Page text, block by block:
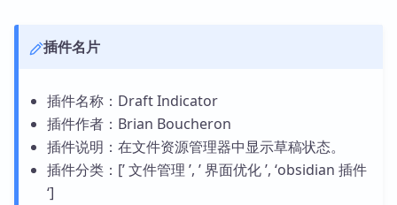
插件名片
插件名称：Draft Indicator
插件作者：Brian Boucheron
插件说明：在文件资源管理器中显示草稿状态。
插件分类：[’ 文件管理 ’, ’ 界面优化 ’, ‘obsidian 插件
‘]